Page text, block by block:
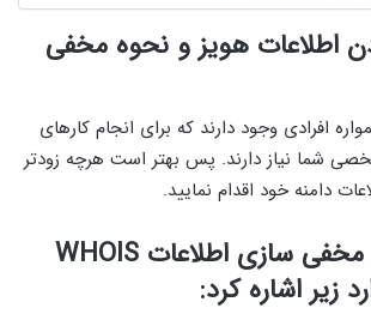
اطلاعات هویز و نحوه مخفی
افرادی وجود دارند که برای انجام کارهای
شما نیاز دارند. پس بهتر است هرچه زودتر
دامنه خود اقدام نمایید.
از جمله دلایل مخفی سازی اطلاعات WHOIS
زیر اشاره کرد: